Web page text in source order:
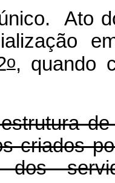
Ato do
o, quando
de
criados
dos